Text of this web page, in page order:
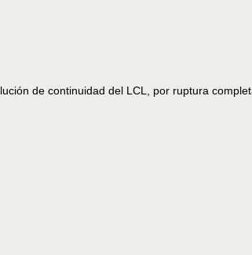
de continuidad del LCL, por ruptura